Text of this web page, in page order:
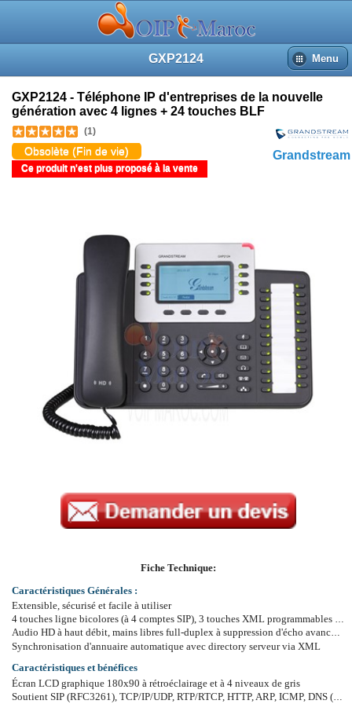
GXP2124 Menu
Grandstream
GXP2124 - Téléphone IP d'entreprises de la nouvelle
génération avec 4 lignes + 24 touches BLF
(1)
Obsolète (Fin de vie)
Ce produit n'est plus proposé à la vente
Fiche Technique:
Caractéristiques Générales :
Extensible, sécurisé et facile à utiliser
4 touches ligne bicolores (à 4 comptes SIP), 3 touches XML programmables (soft-keys), conférence à 5 et jusqu'à 11 call appearances avec 24 touches d'extension BLF bicolores
Audio HD à haut débit, mains libres full-duplex à suppression d'écho avancée et performance double-talk excellente
Synchronisation d'annuaire automatique avec directory serveur via XML
Caractéristiques et bénéfices
Écran LCD graphique 180x90 à rétroéclairage et à 4 niveaux de gris
Soutient SIP (RFC3261), TCP/IP/UDP, RTP/RTCP, HTTP, ARP, ICMP, DNS (A record et SRV), PPPoE, TFTP, NTP, DHCP (client seul)